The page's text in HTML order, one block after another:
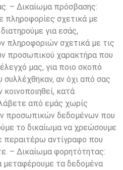
– Δικαίωμα πρόσβασης:
πληροφορίες σχετικά με
για εσάς,
πληροφοριών σχετικά με τις
προσωπικού χαρακτήρα που
μας, για ποιο σκοπό
συλλέχθηκαν, αν όχι από σας
κατά
από εμάς χωρίς
προσωπικών δεδομένων που
το δικαίωμα να χρεώσουμε
περαιτέρω αντίγραφο που
– Δικαίωμα φορητότητας:
μεταφέρουμε τα δεδομένα